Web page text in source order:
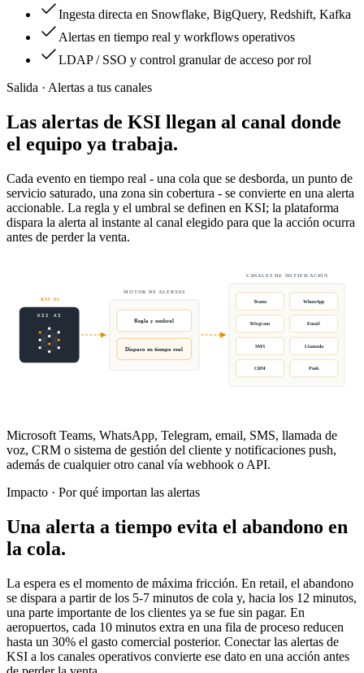
Ingesta directa en Snowflake, BigQuery, Redshift, Kafka
Alertas en tiempo real y workflows operativos
LDAP / SSO y control granular de acceso por rol
Salida · Alertas a tus canales
Las alertas de KSI llegan al canal donde
el equipo ya trabaja.
Cada evento en tiempo real - una cola que se desborda, un punto de
servicio saturado, una zona sin cobertura - se convierte en una alerta
accionable. La regla y el umbral se definen en KSI; la plataforma
dispara la alerta al instante al canal elegido para que la acción ocurra
antes de perder la venta.
KSI AI
MOTOR DE ALERTAS
CANALES DE NOTIFICACIÓN
Regla y umbral
Disparo en tiempo real
Teams WhatsApp
Telegram Email
SMS Llamada
CRM Push
KSI AI
Microsoft Teams, WhatsApp, Telegram, email, SMS, llamada de
voz, CRM o sistema de gestión del cliente y notificaciones push,
además de cualquier otro canal vía webhook o API.
Impacto · Por qué importan las alertas
Una alerta a tiempo evita el abandono en
la cola.
La espera es el momento de máxima fricción. En retail, el abandono
se dispara a partir de los 5-7 minutos de cola y, hacia los 12 minutos,
una parte importante de los clientes ya se fue sin pagar. En
aeropuertos, cada 10 minutos extra en una fila de proceso reducen
hasta un 30% el gasto comercial posterior. Conectar las alertas de
KSI a los canales operativos convierte ese dato en una acción antes